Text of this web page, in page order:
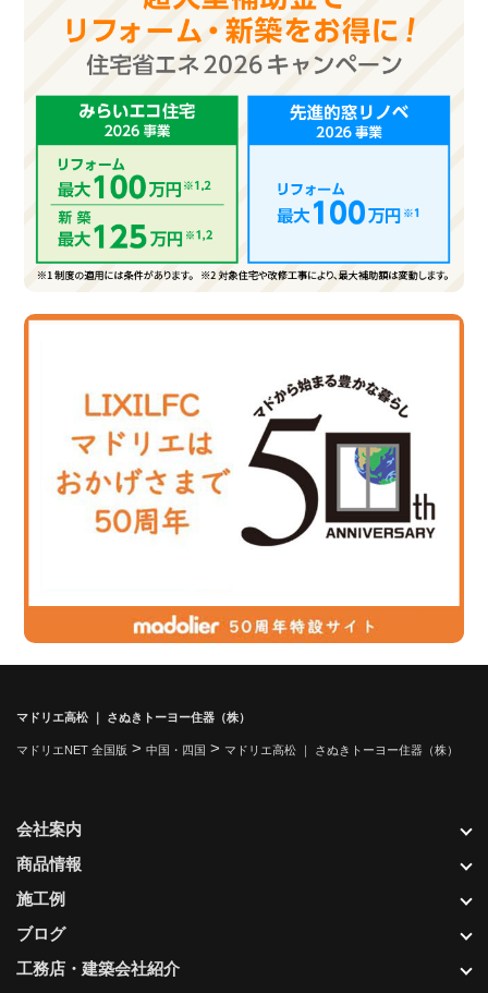
マドリエ高松 ｜ さぬきトーヨー住器（株）
マドリエNET 全国版 > 中国・四国 > マドリエ高松 ｜ さぬきトーヨー住器（株）
会社案内
商品情報
施工例
ブログ
工務店・建築会社紹介